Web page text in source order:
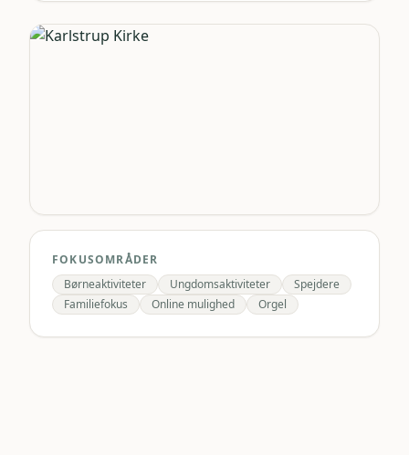
FOKUSOMRÅDER
Børneaktiviteter
Ungdomsaktiviteter
Spejdere
Familiefokus
Online mulighed Orgel